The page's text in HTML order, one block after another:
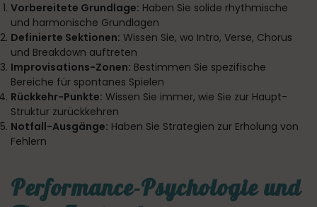
Vorbereitete Grundlage: Haben Sie solide rhythmische
und harmonische Grundlagen
Definierte Sektionen: Wissen Sie, wo Intro, Verse, Chorus
und Breakdown auftreten
Improvisations-Zonen: Bestimmen Sie spezifische
Bereiche für spontanes Spielen
Rückkehr-Punkte: Wissen Sie immer, wie Sie zur Haupt-
Struktur zurückkehren
Notfall-Ausgänge: Haben Sie Strategien zur Erholung von
Fehlern
Performance-Psychologie und